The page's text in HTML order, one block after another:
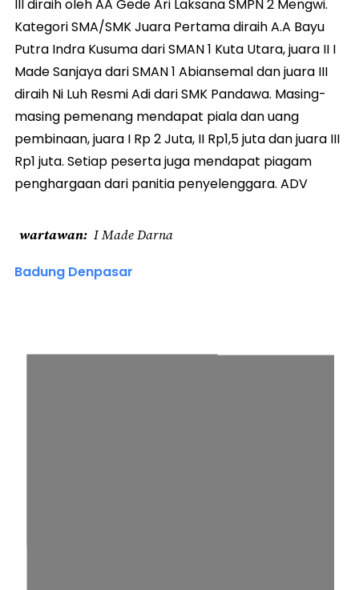
III diraih oleh AA Gede Ari Laksana SMPN 2 Mengwi.
Kategori SMA/SMK Juara Pertama diraih A.A Bayu
Putra Indra Kusuma dari SMAN 1 Kuta Utara, juara II I
Made Sanjaya dari SMAN 1 Abiansemal dan juara III
diraih Ni Luh Resmi Adi dari SMK Pandawa. Masing-
masing pemenang mendapat piala dan uang
pembinaan, juara I Rp 2 Juta, II Rp1,5 juta dan juara III
Rp1 juta. Setiap peserta juga mendapat piagam
penghargaan dari panitia penyelenggara. ADV
wartawan I Made Darna
Badung Denpasar